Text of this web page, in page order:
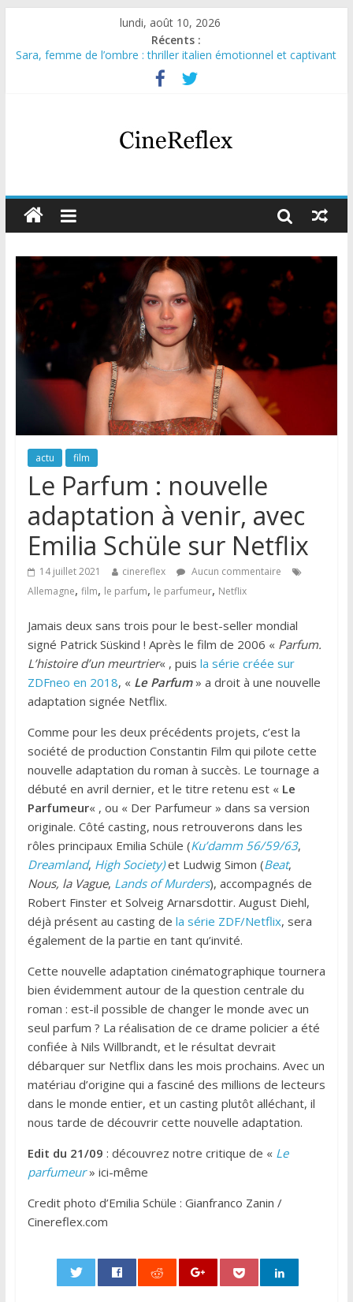
lundi, août 10, 2026
Récents :
Sara, femme de l’ombre : thriller italien émotionnel et captivant
Journal d’une fille larguée : nouvelle série suédoise sur Netflix
Aema : mini-série sur le tournage d’un film érotique devenu
Glass Heart : excellente série musicale avec Takeru Satō
Olympo, saison 1 : nouvelle série qui séduira les fans de
actu film
Le Parfum : nouvelle
adaptation à venir, avec
Emilia Schüle sur Netflix
14 juillet 2021 cinereflex
Aucun commentaire
Allemagne, film, le parfum, le parfumeur, Netflix
Jamais deux sans trois pour le best-seller mondial
signé Patrick Süskind ! Après le film de 2006 « Parfum.
L’histoire d’un meurtrier« , puis la série créée sur
ZDFneo en 2018, « Le Parfum» a droit à une nouvelle
adaptation signée Netflix.
Comme pour les deux précédents projets, c’est la
société de production Constantin Film qui pilote cette
nouvelle adaptation du roman à succès. Le tournage a
débuté en avril dernier, et le titre retenu est « Le
Parfumeur« , ou « Der Parfumeur » dans sa version
originale. Côté casting, nous retrouverons dans les
rôles principaux Emilia Schüle (Ku’damm 56/59/63,
Dreamland, High Society)et Ludwig Simon (Beat,
Nous, la Vague, Lands of Murders), accompagnés de
Robert Finster et Solveig Arnarsdottir. August Diehl,
déjà présent au casting de la série ZDF/Netflix, sera
également de la partie en tant qu’invité.
Cette nouvelle adaptation cinématographique tournera
bien évidemment autour de la question centrale du
roman : est-il possible de changer le monde avec un
seul parfum ? La réalisation de ce drame policier a été
confiée à Nils Willbrandt, et le résultat devrait
débarquer sur Netflix dans les mois prochains. Avec un
matériau d’origine qui a fasciné des millions de lecteurs
dans le monde entier, et un casting plutôt alléchant, il
nous tarde de découvrir cette nouvelle adaptation.
Edit du 21/09 : découvrez notre critique de « Le
parfumeur» ici-même
Credit photo d’Emilia Schüle : Gianfranco Zanin /
Cinereflex.com